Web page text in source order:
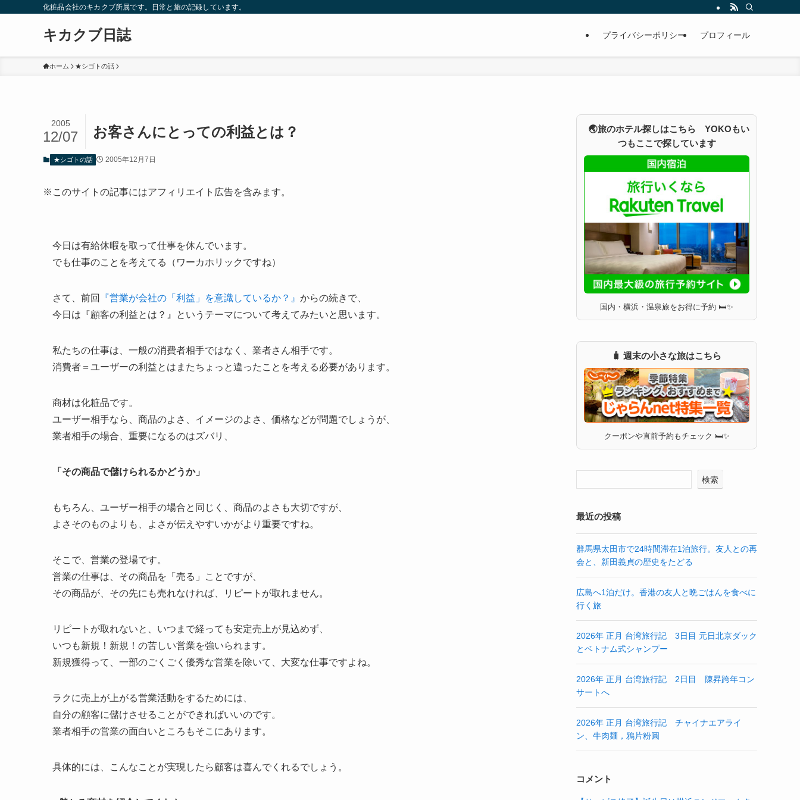
化粧品会社のキカクブ所属です。日常と旅の記録しています。
キカクブ日誌 プライバシーポリシー プロフィール
ホーム ★シゴトの話
お客さんにとっての利益とは？
2005
12/07
★シゴトの話 2005年12月7日
※このサイトの記事にはアフィリエイト広告を含みます。
今日は有給休暇を取って仕事を休んでいます。
でも仕事のことを考えてる（ワーカホリックですね）
さて、前回 『営業が会社の「利益」を意識しているか？』 からの続きで、
今日は『顧客の利益とは？』というテーマについて考えてみたいと思います。
私たちの仕事は、一般の消費者相手ではなく、業者さん相手です。
消費者＝ユーザーの利益とはまたちょっと違ったことを考える必要があります。
商材は化粧品です。
ユーザー相手なら、商品のよさ、イメージのよさ、価格などが問題でしょうが、
業者相手の場合、重要になるのはズバリ、
「その商品で儲けられるかどうか」
もちろん、ユーザー相手の場合と同じく、商品のよさも大切ですが、
よさそのものよりも、よさが伝えやすいかがより重要ですね。
そこで、営業の登場です。
営業の仕事は、その商品を「売る」ことですが、
その商品が、その先にも売れなければ、リピートが取れません。
リピートが取れないと、いつまで経っても安定売上が見込めず、
いつも新規！新規！の苦しい営業を強いられます。
新規獲得って、一部のごくごく優秀な営業を除いて、大変な仕事ですよね。
ラクに売上が上がる営業活動をするためには、
自分の顧客に儲けさせることができればいいのです。
業者相手の営業の面白いところもそこにあります。
具体的には、こんなことが実現したら顧客は喜んでくれるでしょう。
🌏旅のホテル探しはこちら YOKOもい
つもここで探しています
国内・横浜・温泉旅をお得に予約 🛏✨
🧳 週末の小さな旅はこちら
クーポンや直前予約もチェック 🛏✨
検索
最近の投稿
群馬県太田市で24時間滞在1泊旅行。友人との再
会と、新田義貞の歴史をたどる
広島へ1泊だけ。香港の友人と晩ごはんを食べに
行く旅
2026年 正月 台湾旅行記 3日目 元日北京ダック
とベトナム式シャンプー
2026年 正月 台湾旅行記 2日目 陳昇跨年コン
サートへ
2026年 正月 台湾旅行記 チャイナエアライ
ン、牛肉麺，鴉片粉圓
コメント